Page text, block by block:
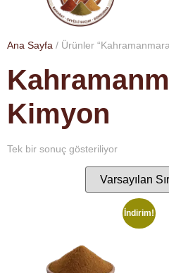
Ana Sayfa / Ürünler
Kimyon
Tek bir sonuç gösteriliyor
İndirim!